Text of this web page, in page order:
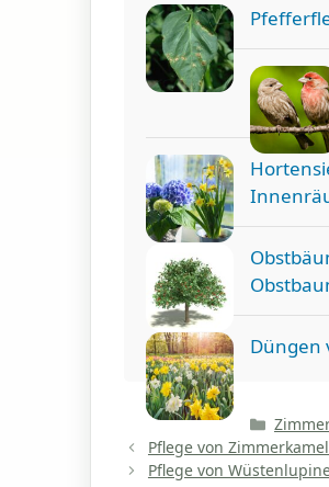
Düngen
Pflege von
Pflege von